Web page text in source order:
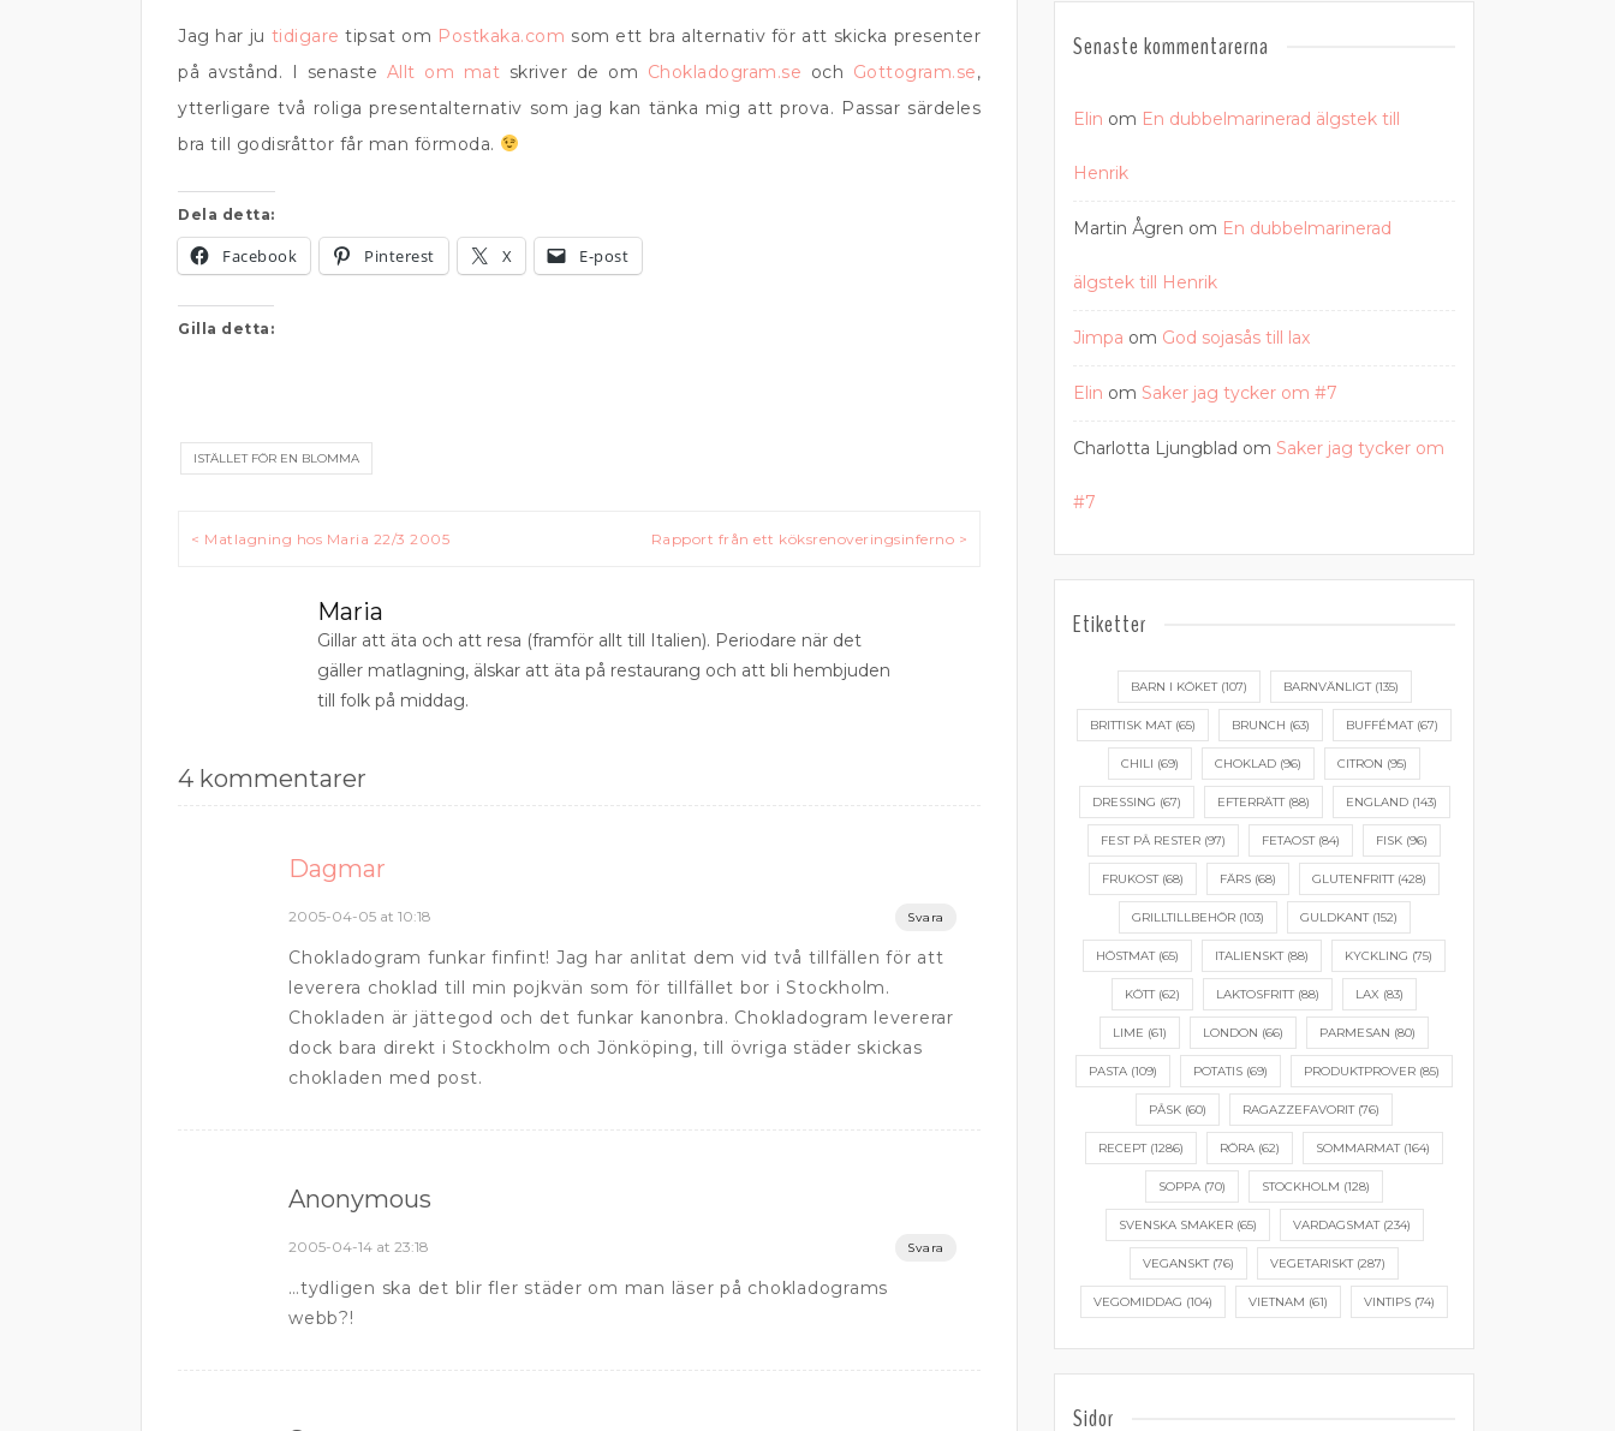
Jag har ju tidigare tipsat om Postkaka.com som ett bra alternativ för att skicka presenter
på avstånd. I senaste Allt om mat skriver de om Chokladogram.se och Gottogram.se,
ytterligare två roliga presentalternativ som jag kan tänka mig att prova. Passar särdeles
bra till godisråttor får man förmoda.
Dela detta:
Facebook Pinterest X E-post
Gilla detta:
ISTÄLLET FÖR EN BLOMMA
Inläggsnavigering
< Matlagning hos Maria 22/3 2005 Rapport från ett köksrenoveringsinferno >
Maria
Gillar att äta och att resa (framför allt till Italien). Periodare när det
gäller matlagning, älskar att äta på restaurang och att bli hembjuden
till folk på middag.
4 kommentarer
Dagmar
2005-04-05 at 10:18 Svara
Chokladogram funkar finfint! Jag har anlitat dem vid två tillfällen för att
leverera choklad till min pojkvän som för tillfället bor i Stockholm.
Chokladen är jättegod och det funkar kanonbra. Chokladogram levererar
dock bara direkt i Stockholm och Jönköping, till övriga städer skickas
chokladen med post.
Anonymous
2005-04-14 at 23:18 Svara
…tydligen ska det blir fler städer om man läser på chokladograms
webb?!
Senaste kommentarerna
Elin om En dubbelmarinerad älgstek till
Henrik
Martin Ågren om En dubbelmarinerad
älgstek till Henrik
Jimpa om God sojasås till lax
Elin om Saker jag tycker om #7
Charlotta Ljungblad om Saker jag tycker om
#7
Etiketter
BARN I KÖKET(107) BARNVÄNLIGT(135)
BRITTISK MAT(65) BRUNCH (63) BUFFÉMAT(67)
CHILI (69) CHOKLAD (96) CITRON (95)
DRESSING (67) EFTERRÄTT(88) ENGLAND(143)
FEST PÅ RESTER (97) FETAOST(84) FISK (96)
FRUKOST(68) FÄRS (68) GLUTENFRITT(428)
GRILLTILLBEHÖR(103) GULDKANT(152)
HÖSTMAT(65) ITALIENSKT(88) KYCKLING (75)
KÖTT(62) LAKTOSFRITT(88) LAX (83)
LIME (61) LONDON (66) PARMESAN (80)
PASTA (109) POTATIS (69) PRODUKTPROVER (85)
PÅSK (60) RAGAZZEFAVORIT(76)
RECEPT(1286) RÖRA (62) SOMMARMAT(164)
SOPPA (70) STOCKHOLM (128)
SVENSKA SMAKER(65) VARDAGSMAT(234)
VEGANSKT(76) VEGETARISKT(287)
VEGOMIDDAG (104) VIETNAM (61) VINTIPS (74)
Sidor